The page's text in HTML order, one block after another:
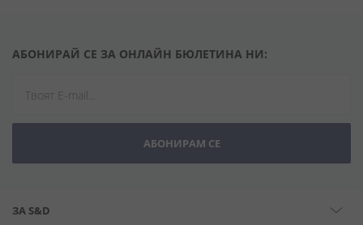
АБОНИРАЙ СЕ ЗА ОНЛАЙН БЮЛЕТИНА НИ:
АБОНИРАМ СЕ
ЗА S&D